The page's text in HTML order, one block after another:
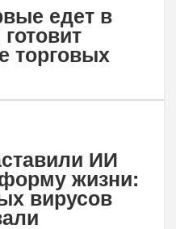
едет в
торговых
ИИ
жизни:
вирусов